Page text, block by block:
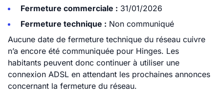
Fermeture commerciale : 31/01/2026
Fermeture technique : Non communiqué
Aucune date de fermeture technique du réseau cuivre
n’a encore été communiquée pour Hinges. Les
habitants peuvent donc continuer à utiliser une
connexion ADSL en attendant les prochaines annonces
concernant la fermeture du réseau.